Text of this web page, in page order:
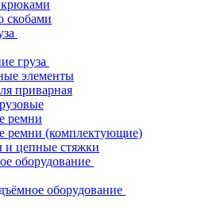
скобами
груза
элементы
приварная
ремни
ремни (комплектующие)
и цепные стяжки
оборудование
оборудование